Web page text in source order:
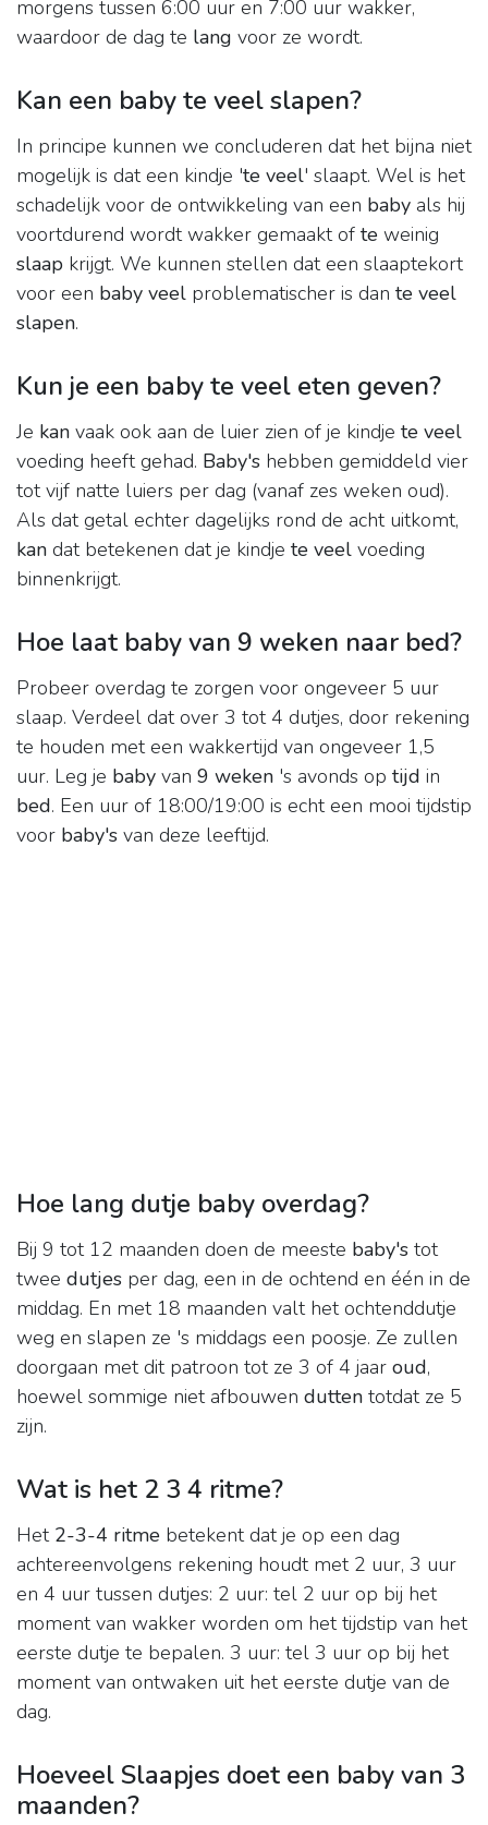
morgens tussen 6:00 uur en 7:00 uur wakker,
waardoor de dag te lang voor ze wordt.
Kan een baby te veel slapen?
In principe kunnen we concluderen dat het bijna niet
mogelijk is dat een kindje 'te veel' slaapt. Wel is het
schadelijk voor de ontwikkeling van een baby als hij
voortdurend wordt wakker gemaakt of te weinig
slaap krijgt. We kunnen stellen dat een slaaptekort
voor een baby veel problematischer is dan te veel
slapen.
Kun je een baby te veel eten geven?
Je kan vaak ook aan de luier zien of je kindje te veel
voeding heeft gehad. Baby's hebben gemiddeld vier
tot vijf natte luiers per dag (vanaf zes weken oud).
Als dat getal echter dagelijks rond de acht uitkomt,
kan dat betekenen dat je kindje te veel voeding
binnenkrijgt.
Hoe laat baby van 9 weken naar bed?
Probeer overdag te zorgen voor ongeveer 5 uur
slaap. Verdeel dat over 3 tot 4 dutjes, door rekening
te houden met een wakkertijd van ongeveer 1,5
uur. Leg je baby van 9 weken 's avonds op tijd in
bed. Een uur of 18:00/19:00 is echt een mooi tijdstip
voor baby's van deze leeftijd.
Hoe lang dutje baby overdag?
Bij 9 tot 12 maanden doen de meeste baby's tot
twee dutjes per dag, een in de ochtend en één in de
middag. En met 18 maanden valt het ochtenddutje
weg en slapen ze 's middags een poosje. Ze zullen
doorgaan met dit patroon tot ze 3 of 4 jaar oud,
hoewel sommige niet afbouwen dutten totdat ze 5
zijn.
Wat is het 2 3 4 ritme?
Het 2-3-4 ritme betekent dat je op een dag
achtereenvolgens rekening houdt met 2 uur, 3 uur
en 4 uur tussen dutjes: 2 uur: tel 2 uur op bij het
moment van wakker worden om het tijdstip van het
eerste dutje te bepalen. 3 uur: tel 3 uur op bij het
moment van ontwaken uit het eerste dutje van de
dag.
Hoeveel Slaapjes doet een baby van 3
maanden?